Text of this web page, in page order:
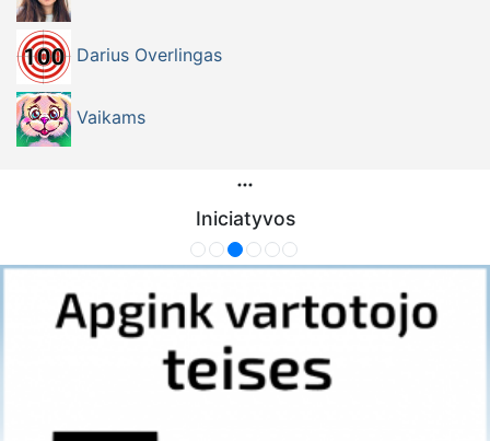
Darius Overlingas
Vaikams
Iniciatyvos